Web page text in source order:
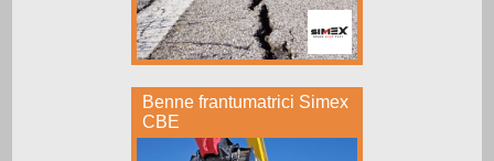
Benne frantumatrici Simex
CBE